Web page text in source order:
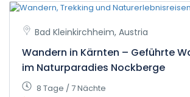
Bad Kleinkirchheim, Austria
Wandern in Kärnten – Geführte
im Naturparadies Nockberge
8 Tage / 7 Nächte